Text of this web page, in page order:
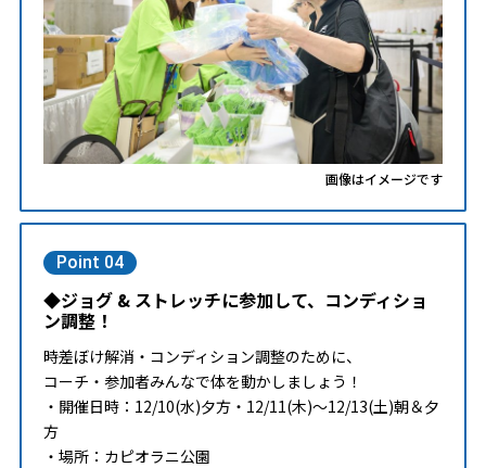
画像はイメージです
Point 04
◆ジョグ & ストレッチに参加して、コンディショ
ン調整！
時差ぼけ解消・コンディション調整のために、
コーチ・参加者みんなで体を動かしましょう！
・開催日時：12/10(水)夕方・12/11(木)～12/13(土)朝＆夕
方
・場所：カピオラニ公園